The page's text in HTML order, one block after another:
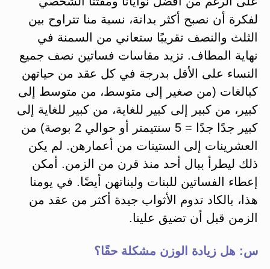
لفكرة أن نصبح أكثر بدانة، نسبة منا تتراوح بين
الثلث والنصف تقريبًا ستعاني من السمنة في
نهاية المطاف. تزيد مقاسات فساتين نصف جميع
النساء على الأقل بدرجة في كل عقد من حياتهن
كبالغات (من صغير إلى متوسط، من متوسط إلى
كبير، من كبير إلى كبير للغاية، من كبير للغاية إلى
كبير جدًا جدًا = 5 سنتيمتر أو حوالي 2 بوصة) من
العشرينات إلى الستينات من أعمارهن. لم يكن
ذلك ليطرأ ببال أحد منذ قرن من الزمن. أمكن
إعطاء الفساتين للبنات ولبناتهن أيضًا. في يومنا
هذا، بالكاد تدوم الأثواب جيدة أكثر من عقد من
الزمن قبل أن تضيق علينا.
س: هل زيادة الوزن مشكلة حقًا؟